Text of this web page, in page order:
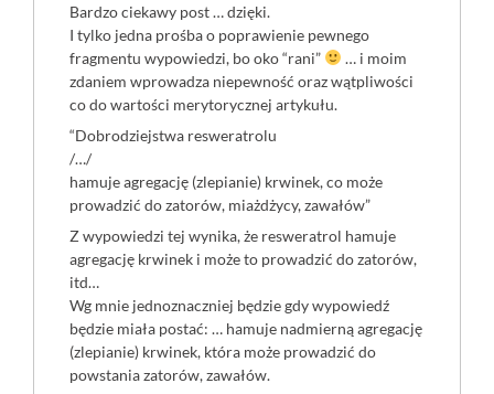
Bardzo ciekawy post … dzięki.
I tylko jedna prośba o poprawienie pewnego
fragmentu wypowiedzi, bo oko “rani”
… i moim
zdaniem wprowadza niepewność oraz wątpliwości
co do wartości merytorycznej artykułu.
“Dobrodziejstwa resweratrolu
/…/
hamuje agregację (zlepianie) krwinek, co może
prowadzić do zatorów, miażdżycy, zawałów”
Z wypowiedzi tej wynika, że resweratrol hamuje
agregację krwinek i może to prowadzić do zatorów,
itd…
Wg mnie jednoznaczniej będzie gdy wypowiedź
będzie miała postać: … hamuje nadmierną agregację
(zlepianie) krwinek, która może prowadzić do
powstania zatorów, zawałów.